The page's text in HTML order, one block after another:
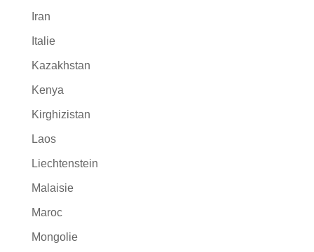
Iran
Italie
Kazakhstan
Kenya
Kirghizistan
Laos
Liechtenstein
Malaisie
Maroc
Mongolie